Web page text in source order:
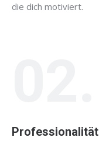
die dich motiviert.
Professionalität